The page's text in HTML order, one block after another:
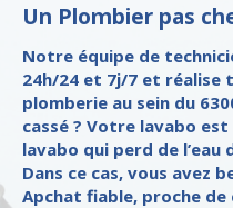
Un Plombier pas
Notre équipe de
24h/24 et 7j/7 et réalise
plomberie au sein du
cassé ? Votre lavabo est
lavabo qui perd de l’eau
Dans ce cas, vous avez
Apchat fiable, proche